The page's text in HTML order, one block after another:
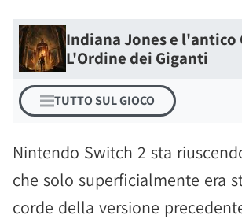
Indiana Jones e l'antico
L'Ordine dei Giganti
TUTTO SUL GIOCO
Nintendo Switch 2 sta
che solo superficialmente era
corde della versione